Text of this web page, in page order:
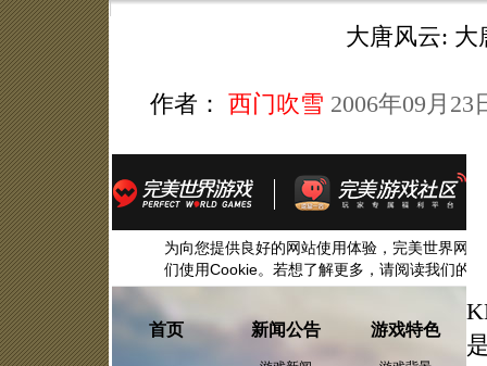
大唐风云: 大
作者： 西门吹雪 2006年09月23